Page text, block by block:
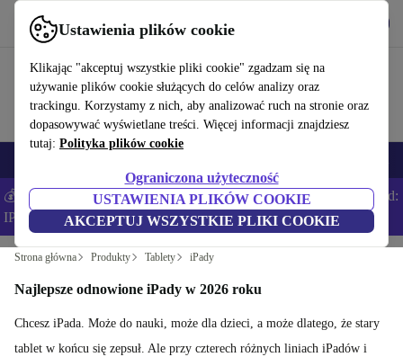
Ustawienia plików cookie
Klikając "akceptuj wszystkie pliki cookie" zgadzam się na
używanie plików cookie służących do celów analizy oraz
trackingu. Korzystamy z nich, aby analizować ruch na stronie oraz
dopasowywać wyświetlane treści. Więcej informacji znajdziesz
tutaj: Polityka plików cookie
Ograniczona użyteczność
USTAWIENIA PLIKÓW COOKIE
AKCEPTUJ WSZYSTKIE PLIKI COOKIE
Korzystaj z refurbed szybko i łatwo
💰Zaoszczędź DODATKOWE 5% na wszystkich iPhone’ach – Kod:
IPHONEDEAL –Regulamin
Strona główna Produkty Tablety iPady
Najlepsze odnowione iPady w 2026 roku
Chcesz iPada. Może do nauki, może dla dzieci, a może dlatego, że stary
tablet w końcu się zepsuł. Ale przy czterech różnych liniach iPadów i